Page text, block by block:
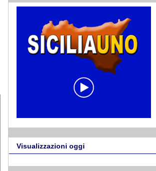
Visualizzazioni oggi